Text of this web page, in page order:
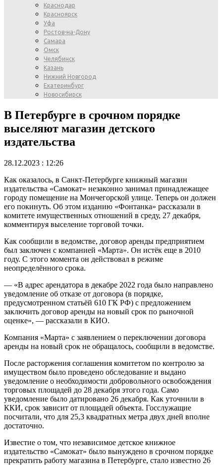
Краснодар
Красноярск
Уфа
Ростов-на-Дону
Самара
Омск
Челябинск
Казань
Нижний Новгород
Екатеринбург
Новосибирск
В Петербурге в срочном порядке
выселяют магазин детского
издательства
28.12.2023 : 12:26
Как оказалось, в Санкт-Петербурге книжный магазин
издательства «Самокат» незаконно занимал принадлежащее
городу помещение на Мончегорской улице. Теперь он должен
его покинуть. Об этом изданию «Фонтанка» рассказали в
комитете имущественных отношений в среду, 27 декабря,
комментируя выселение торговой точки.
Как сообщили в ведомстве, договор аренды предприятием
был заключен с компанией «Марта». Он истёк еще в 2010
году. С этого момента он действовал в режиме
неопределённого срока.
— «В адрес арендатора в декабре 2022 года было направлено
уведомление об отказе от договора (в порядке,
предусмотренном статьёй 610 ГК РФ) с предложением
заключить договор аренды на новый срок по рыночной
оценке», — рассказали в КИО.
Компания «Марта» с заявлением о переключении договора
аренды на новый срок не обращалось, сообщили в ведомстве.
После расторжения соглашения комитетом по контролю за
имуществом было проведено обследование и выдано
уведомление о необходимости добровольного освобождения
торговых площадей до 28 декабря этого года. Само
уведомление было датировано 26 декабря. Как уточнили в
ККИ, срок зависит от площадей объекта. Госслужащие
посчитали, что для 25,3 квадратных метра двух дней вполне
достаточно.
Известие о том, что независимое детское книжное
издательство «Самокат» было вынуждено в срочном порядке
прекратить работу магазина в Петербурге, стало известно 26